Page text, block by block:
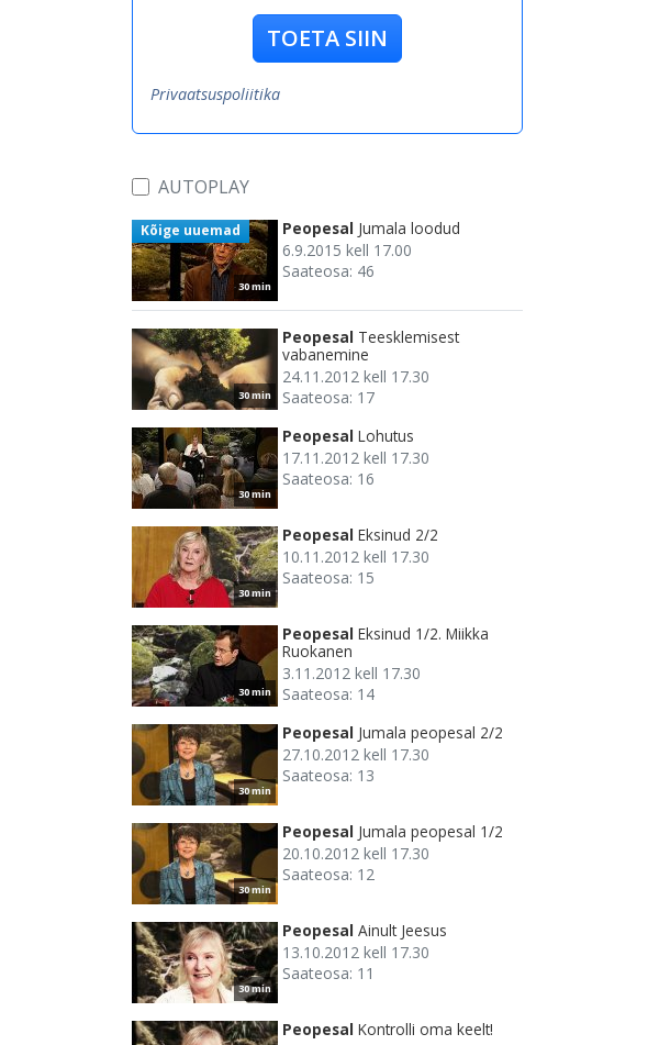
TOETA SIIN
Privaatsuspoliitika
AUTOPLAY
30 min
Kõige uuemad Peopesal Jumala loodud
6.9.2015 kell 17.00
Saateosa: 46
30 min
Peopesal Teesklemisest
vabanemine
24.11.2012 kell 17.30
Saateosa: 17
30 min
Peopesal Lohutus
17.11.2012 kell 17.30
Saateosa: 16
30 min
Peopesal Eksinud 2/2
10.11.2012 kell 17.30
Saateosa: 15
30 min
Peopesal Eksinud 1/2. Miikka
Ruokanen
3.11.2012 kell 17.30
Saateosa: 14
30 min
Peopesal Jumala peopesal 2/2
27.10.2012 kell 17.30
Saateosa: 13
30 min
Peopesal Jumala peopesal 1/2
20.10.2012 kell 17.30
Saateosa: 12
30 min
Peopesal Ainult Jeesus
13.10.2012 kell 17.30
Saateosa: 11
Peopesal Kontrolli oma keelt!